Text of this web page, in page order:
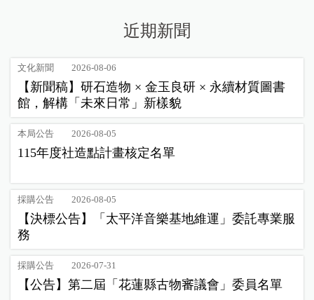
近期新聞
文化新聞 2026-08-06
【新聞稿】研石造物 × 金玉良研 × 永續材質圖書
館，解構「未來日常」新樣貌
本局公告 2026-08-05
115年度社造點計畫核定名單
採購公告 2026-08-05
【決標公告】「太平洋音樂基地維運」委託專業服
務
採購公告 2026-07-31
【公告】第二屆「花蓮縣古物審議會」委員名單